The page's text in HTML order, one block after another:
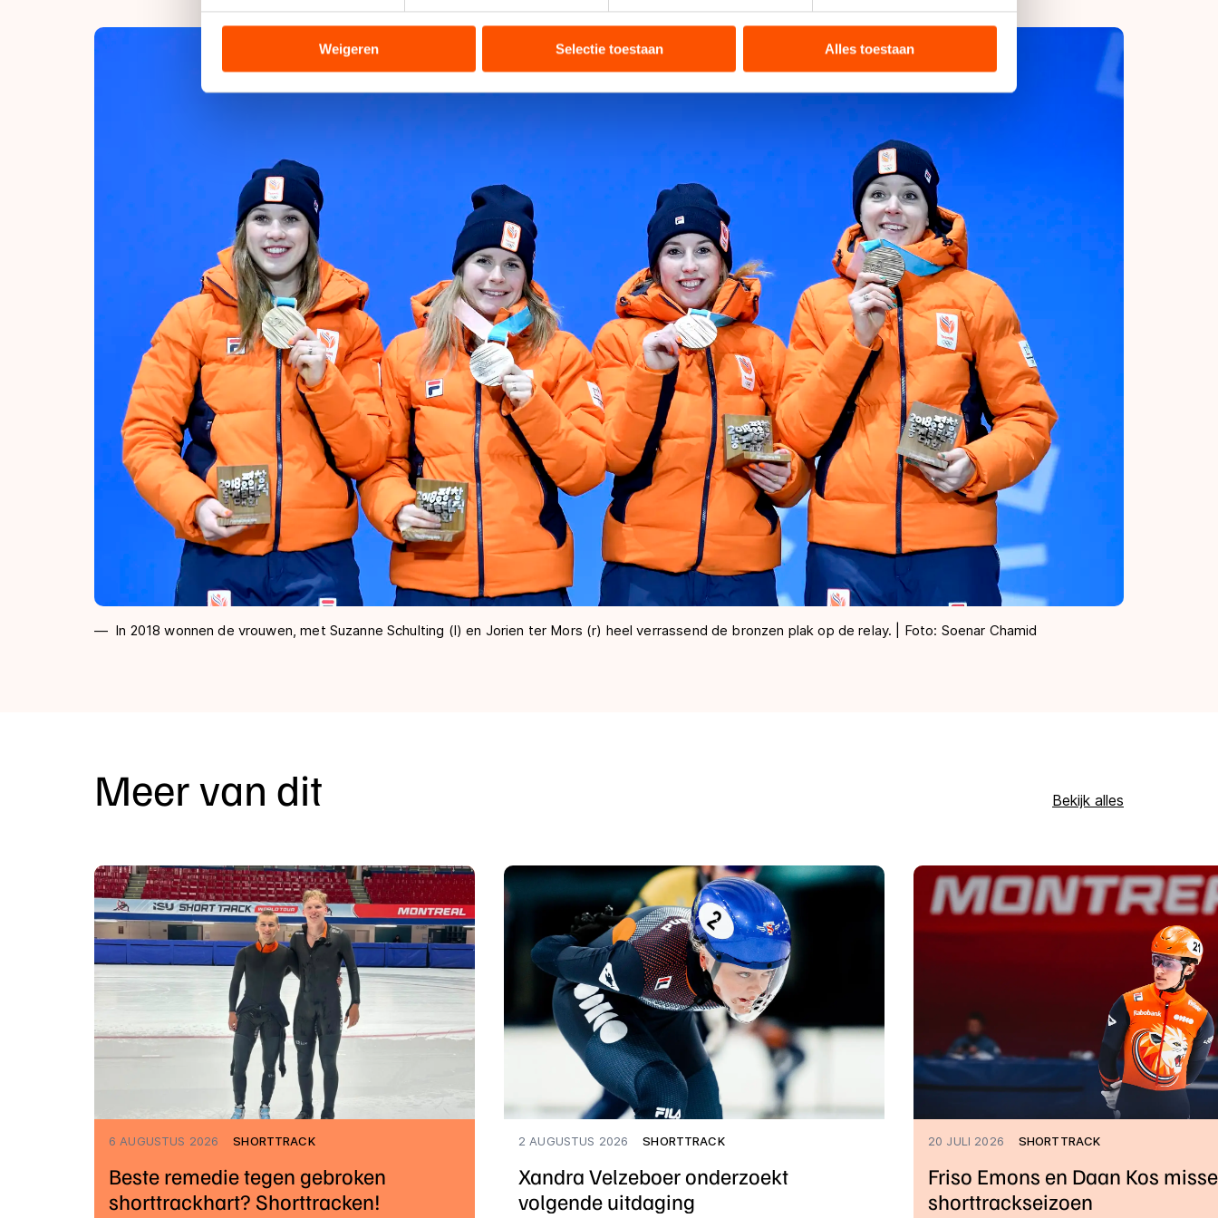
analyseren. We delen informatie over uw gebruik van onze site met onze partners voor social media, advertenties en
analyse. Zij kunnen deze combineren met andere gegevens die u aan hen heeft verstrekt of die zij hebben verzameld via
hun services. Sommige partners kunnen gegevens doorgeven aan landen buiten de EU, zoals de VS, waar mogelijk geen
adequaat beschermingsniveau geldt volgens de GDPR. Door op ‘Toestaan’ te klikken, stemt u in met deze overdracht.
Weigeren Selectie toestaan Alles toestaan
In 2018 wonnen de vrouwen, met Suzanne Schulting (l) en Jorien ter Mors (r) heel verrassend de bronzen plak op de relay. | Foto: Soenar Chamid
Meer van dit Bekijk alles
6 AUGUSTUS 2026 SHORTTRACK
Beste remedie tegen gebroken
shorttrackhart? Shorttracken!
2 AUGUSTUS 2026 SHORTTRACK
Xandra Velzeboer onderzoekt
volgende uitdaging
20 JULI 2026 SHORTTRACK
Friso Emons en Daan Kos
shorttrackseizoen